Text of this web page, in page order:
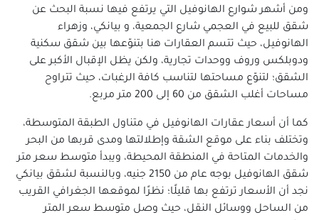
شقق للبيع في مينا البصل
ومن أشهر شوارع الهانوفيل التي يرتفع فيها نسبة البحث عن
شقق للبيع في العجمي شارع الجمعية، و بيانكي، وزهراء
الهانوفيل، حيث تتسم العقارات هنا بتنوّعها بين شقق سكنية
ودوبلكس وروف ووحدات تجارية، ولكن يظل الإقبال الأكبر على
الشقق؛ لتنوّع مساحتها لتناسب كافة الرغبات، حيث تتراوح
مساحات أغلب الشقق من 60 إلى 200 متر مربع.
كما أن أسعار عقارات الهانوفيل في متناول الطبقة المتوسطة،
وتختلف بناء على موقع الشقة وإطلالتها ومدى قربها من البحر
والخدمات المتاحة في المنطقة المحيطة، ويبدأ متوسط سعر متر
شقق الهانوفيل بوجه عام من 2150 جنيه، وبالنسبة لشقق بيانكي
نجد أن الأسعار ترتفع بها قليلًا؛ نظرًا لموقعها الجغرافي القريب
من الساحل ووسائل النقل، حيث وصل متوسط سعر المتر